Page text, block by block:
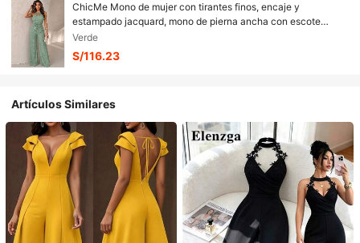
ChicMe Mono de mujer con tirantes finos, encaje y
estampado jacquard, mono de pierna ancha con escote
cruzado hueco, adecuado para verano, diario, vacaciones y
uso en la calle
Verde
S/116.23
Artículos Similares